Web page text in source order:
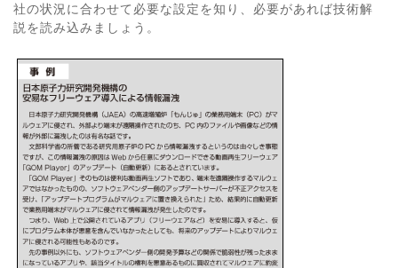
社の状況に合わせて必要な設定を知り、必要があれば技術解
説を読み込みましょう。